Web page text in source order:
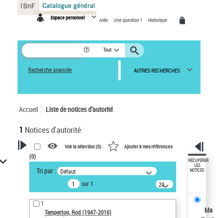
Espace personnel Aide Une question ? Historique
Tout
Recherche avancée AUTRES RECHERCHES
Accueil Liste de notices d’autorité
1 Notices d'autorité
VOTRE RECHERCHE
Recherche avancée dans les
notices d’autorité
Œuvres liées à l'auteur :
Temperton, Rod (1947-2016)
Voir la sélection (0) Ajouter à mes références
(0)
Tri par : Défaut
sur 1
20
résultats/page
1
Temperton, Rod (1947-2016)
RÉCUPÉRER
LES
NOTICES
Ma
Panneau de gestion des cookies